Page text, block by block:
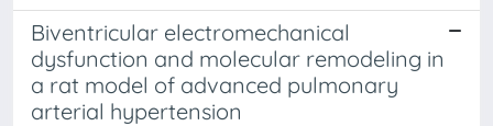
Biventricular electromechanical
dysfunction and molecular remodeling in
a rat model of advanced pulmonary
arterial hypertension